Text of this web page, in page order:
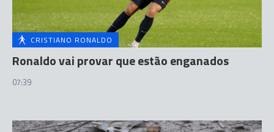
CRISTIANO RONALDO
Ronaldo vai provar que estão enganados
07:39